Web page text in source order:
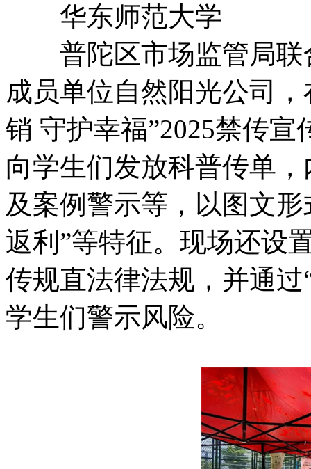
华东师范大学
普陀区市场监管局联
成员单位自然阳光公司
销 守护幸福”2025禁传
向学生们发放科普传单
及案例警示等，以图文
返利”等特征。现场还设
传规直法律法规，并通
学生们警示风险。